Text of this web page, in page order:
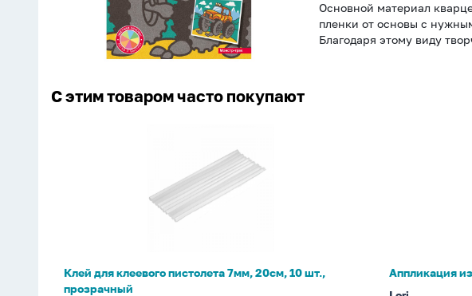
Основной материал
пленки от основы с
Благодаря этому виду
С этим товаром часто покупают
прозрачный
Клей для клеевого пистолета 7мм, 20см, 10 шт.,
прозрачный
Аппликация